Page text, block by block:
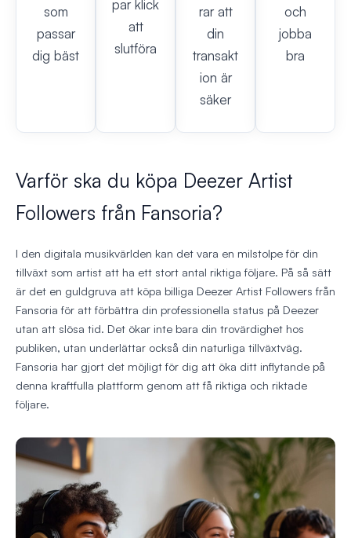
som
passar
dig bäst
par klick
att
slutföra
rar att
din
transakt
ion är
säker
och
jobba
bra
Varför ska du köpa Deezer Artist
Followers från Fansoria?
I den digitala musikvärlden kan det vara en milstolpe för din
tillväxt som artist att ha ett stort antal riktiga följare. På så sätt
är det en guldgruva att köpa billiga Deezer Artist Followers från
Fansoria för att förbättra din professionella status på Deezer
utan att slösa tid. Det ökar inte bara din trovärdighet hos
publiken, utan underlättar också din naturliga tillväxtväg.
Fansoria har gjort det möjligt för dig att öka ditt inflytande på
denna kraftfulla plattform genom att få riktiga och riktade
följare.